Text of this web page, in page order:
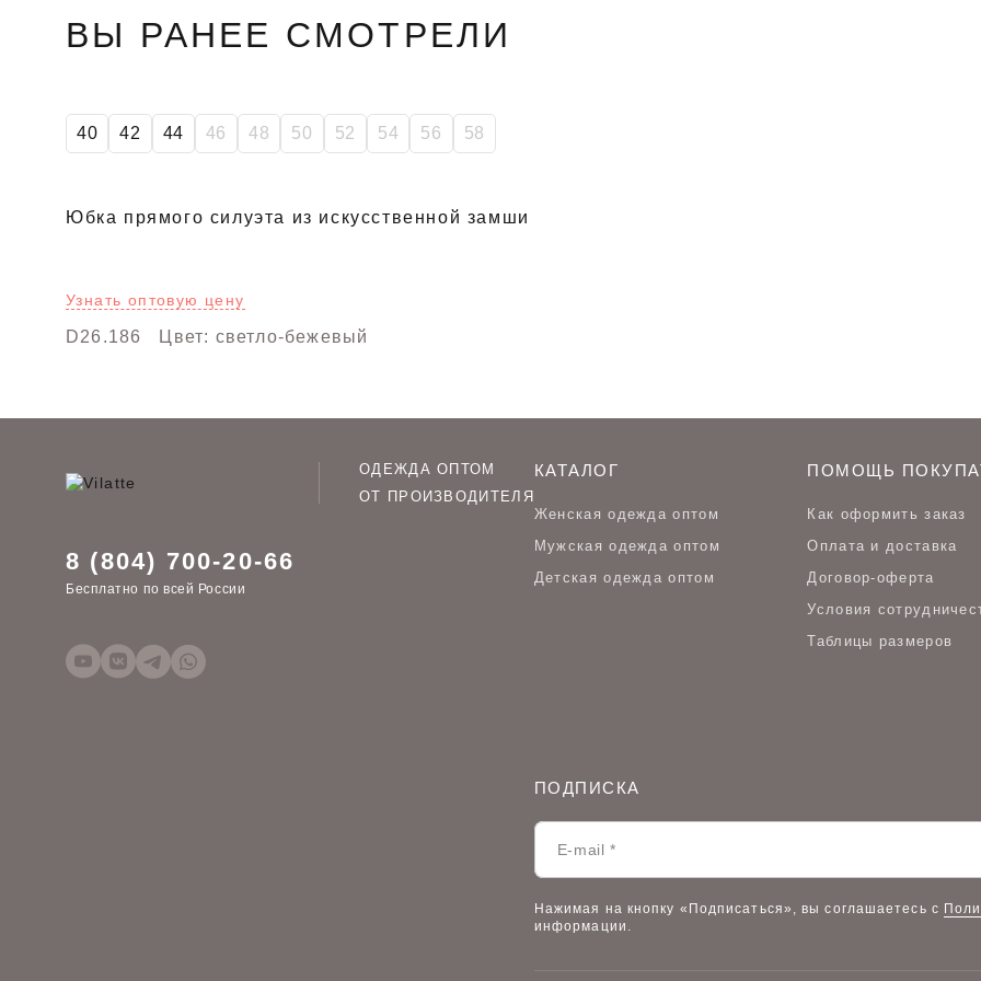
ВЫ РАНЕЕ СМОТРЕЛИ
40 42 44 46 48 50 52 54 56 58
Юбка прямого силуэта из искусственной замши
Узнать оптовую цену
D26.186 Цвет: светло-бежевый
ОДЕЖДА ОПТОМ
ОТ ПРОИЗВОДИТЕЛЯ
8 (804) 700-20-66
Бесплатно по всей России
КАТАЛОГ
Женская одежда оптом
Мужская одежда оптом
Детская одежда оптом
ПОМОЩЬ
Как оформить заказ
Оплата и доставка
Договор-оферта
Условия
Таблицы размеров
ПОДПИСКА
Нажимая на кнопку «Подписаться», вы соглашаетесь с
информации.